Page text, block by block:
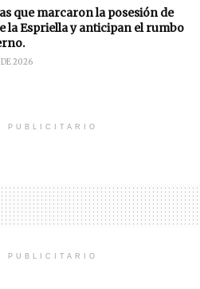
que marcaron la posesión de
la Espriella y anticipan el rumbo
DE 2026
PUBLICITARIO
PUBLICITARIO